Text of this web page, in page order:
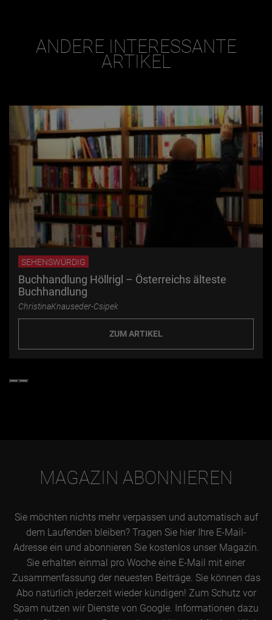
ANDERE INTERESSANTE
ARTIKEL
SEHENSWÜRDIG
Buchhandlung Höllrigl – Österreichs älteste
Buchhandlung
ChristinaKnauseder-Csipek
ZUM ARTIKEL
MAGAZIN ABONNIEREN
Sie möchten nichts mehr verpassen und automatisch auf
dem Laufenden bleiben? Tragen Sie hier Ihre E-Mail-
Adresse ein und abonnieren Sie kostenlos unser Magazin.
Sie erhalten einmal pro Woche eine E-Mail mit einer
Zusammenfassung der neuesten Beiträge. Sie können das
Abo natürlich jederzeit wieder kündigen! Zum Schutz vor
Spam nutzen wir Dienste von Google. Informationen dazu